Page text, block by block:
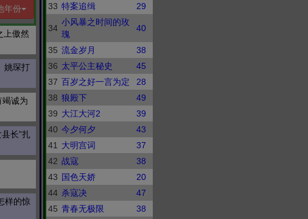
年份
上傲然
姚琛打
诚为
长”扎
样的惊
33 特案追缉 29
34
小风暴之时间的玫
瑰
40
35 流金岁月
38
36 太平公主秘史
45
37 百岁之好一言为定
28
38 狼殿下
49
39 大江大河2
39
40 今夕何夕
43
41
大明宫词
37
42 战寇
38
43 国色天娇
20
44 杀寇决
47
45 青春无极限
38